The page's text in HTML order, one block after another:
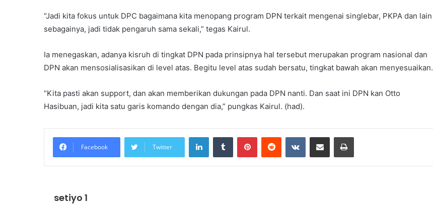
“Jadi kita fokus untuk DPC bagaimana kita menopang program DPN terkait mengenai singlebar, PKPA dan lain
sebagainya, jadi tidak pengaruh sama sekali,” tegas Kairul.
Ia menegaskan, adanya kisruh di tingkat DPN pada prinsipnya hal tersebut merupakan program nasional dan
DPN akan mensosialisasikan di level atas. Begitu level atas sudah bersatu, tingkat bawah akan menyesuaikan.
“Kita pasti akan support, dan akan memberikan dukungan pada DPN nanti. Dan saat ini DPN kan Otto
Hasibuan, jadi kita satu garis komando dengan dia,” pungkas Kairul. (had).
Facebook Twitter
LinkedInTumblr PinterestReddit VKontakteShare via Email Print
setiyo 1